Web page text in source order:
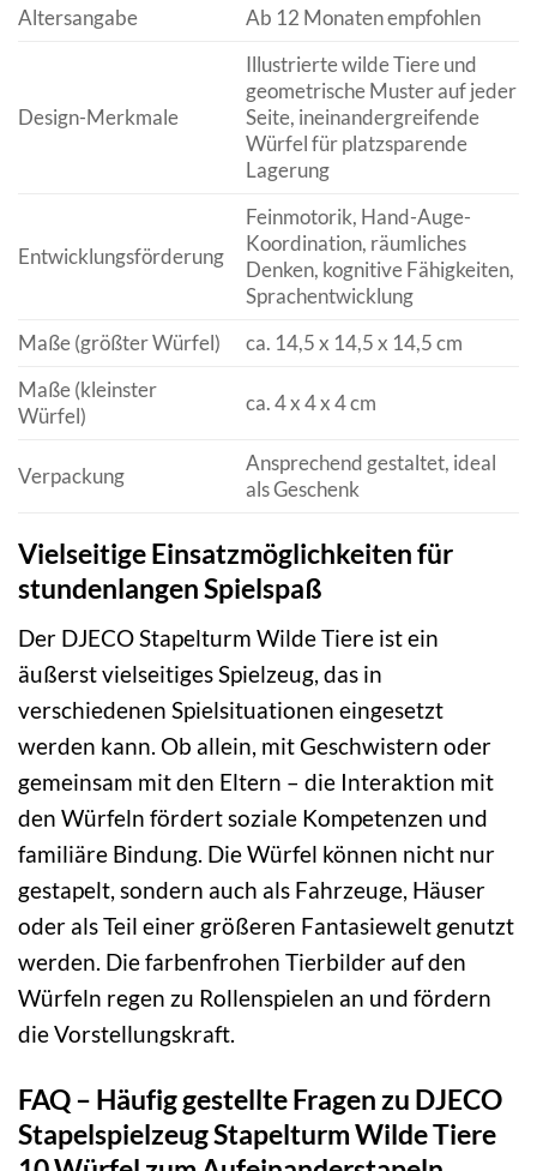
Altersangabe
Ab 12 Monaten empfohlen
Design-Merkmale
Illustrierte wilde Tiere und
geometrische Muster auf jeder
Seite, ineinandergreifende
Würfel für platzsparende
Lagerung
Entwicklungsförderung
Feinmotorik, Hand-Auge-
Koordination, räumliches
Denken, kognitive Fähigkeiten,
Sprachentwicklung
Maße (größter Würfel)
ca. 14,5 x 14,5 x 14,5 cm
Maße (kleinster
Würfel)
ca. 4 x 4 x 4 cm
Verpackung
Ansprechend gestaltet, ideal
als Geschenk
Vielseitige Einsatzmöglichkeiten für
stundenlangen Spielspaß
Der DJECO Stapelturm Wilde Tiere ist ein
äußerst vielseitiges Spielzeug, das in
verschiedenen Spielsituationen eingesetzt
werden kann. Ob allein, mit Geschwistern oder
gemeinsam mit den Eltern – die Interaktion mit
den Würfeln fördert soziale Kompetenzen und
familiäre Bindung. Die Würfel können nicht nur
gestapelt, sondern auch als Fahrzeuge, Häuser
oder als Teil einer größeren Fantasiewelt genutzt
werden. Die farbenfrohen Tierbilder auf den
Würfeln regen zu Rollenspielen an und fördern
die Vorstellungskraft.
FAQ – Häufig gestellte Fragen zu DJECO
Stapelspielzeug Stapelturm Wilde Tiere